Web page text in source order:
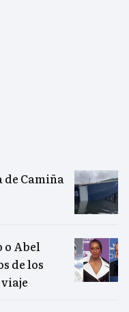
Camiña
o Abel
de los